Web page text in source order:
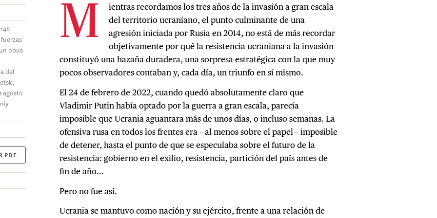
obús
del
agosto
PDF
M
ientras recordamos los tres años de la invasión a gran escala
del territorio ucraniano, el punto culminante de una
agresión iniciada por Rusia en 2014, no está de más recordar
objetivamente por qué la resistencia ucraniana a la invasión
constituyó una hazaña duradera, una sorpresa estratégica con la que muy
pocos observadores contaban y, cada día, un triunfo en sí mismo.
El 24 de febrero de 2022, cuando quedó absolutamente claro que
Vladimir Putin había optado por la guerra a gran escala, parecía
imposible que Ucrania aguantara más de unos días, o incluso semanas. La
ofensiva rusa en todos los frentes era —al menos sobre el papel— imposible
de detener, hasta el punto de que se especulaba sobre el futuro de la
resistencia: gobierno en el exilio, resistencia, partición del país antes de
fin de año…
Pero no fue así.
Ucrania se mantuvo como nación y su ejército, frente a una relación de